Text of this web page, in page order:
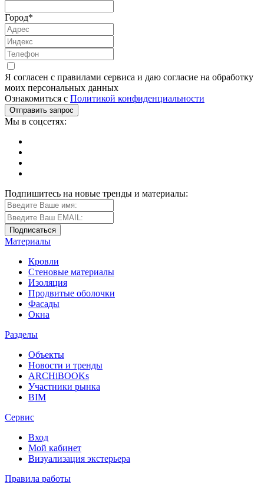
Город*
Я согласен с правилами сервиса и даю согласие на обработку
моих персональных данных
Ознакомиться с Политикой конфиденциальности
Мы в соцсетях:
Подпишитесь на новые тренды и материалы:
Материалы
Кровли
Стеновые материалы
Изоляция
Продвитые оболочки
Фасады
Окна
Разделы
Объекты
Новости и тренды
ARCHiBOOKs
Участники рынка
BIM
Сервис
Вход
Мой кабинет
Визуализация экстерьера
Правила работы